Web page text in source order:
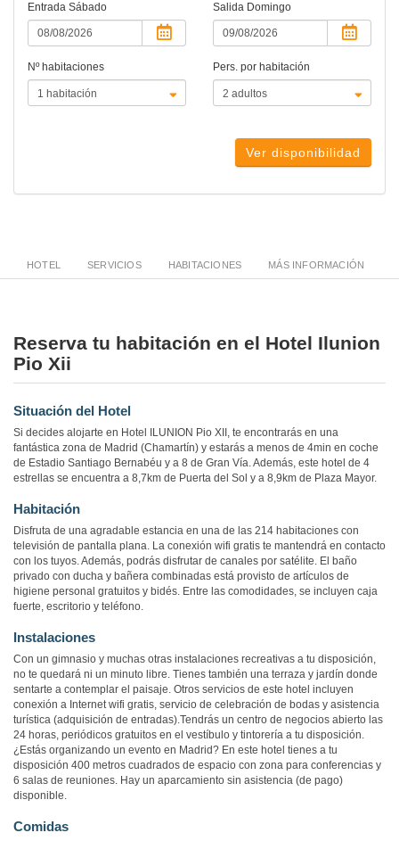
Entrada Sábado Salida Domingo
Nº habitaciones Pers. por habitación
Ver disponibilidad
HOTEL SERVICIOS HABITACIONES MÁS INFORMACIÓN
Reserva tu habitación en el Hotel Ilunion
Pio Xii
Situación del Hotel
Si decides alojarte en Hotel ILUNION Pio XII, te encontrarás en una
fantástica zona de Madrid (Chamartín) y estarás a menos de 4min en coche
de Estadio Santiago Bernabéu y a 8 de Gran Vía. Además, este hotel de 4
estrellas se encuentra a 8,7km de Puerta del Sol y a 8,9km de Plaza Mayor.
Habitación
Disfruta de una agradable estancia en una de las 214 habitaciones con
televisión de pantalla plana. La conexión wifi gratis te mantendrá en contacto
con los tuyos. Además, podrás disfrutar de canales por satélite. El baño
privado con ducha y bañera combinadas está provisto de artículos de
higiene personal gratuitos y bidés. Entre las comodidades, se incluyen caja
fuerte, escritorio y teléfono.
Instalaciones
Con un gimnasio y muchas otras instalaciones recreativas a tu disposición,
no te quedará ni un minuto libre. Tienes también una terraza y jardín donde
sentarte a contemplar el paisaje. Otros servicios de este hotel incluyen
conexión a Internet wifi gratis, servicio de celebración de bodas y asistencia
turística (adquisición de entradas).Tendrás un centro de negocios abierto las
24 horas, periódicos gratuitos en el vestíbulo y tintorería a tu disposición.
¿Estás organizando un evento en Madrid? En este hotel tienes a tu
disposición 400 metros cuadrados de espacio con zona para conferencias y
6 salas de reuniones. Hay un aparcamiento sin asistencia (de pago)
disponible.
Comidas